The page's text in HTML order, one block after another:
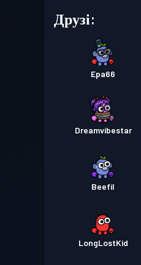
Друзі:
Epa66
Dreamvibestar
Beefil
LongLostKid